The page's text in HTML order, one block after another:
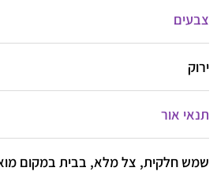
צבעים
ירוק
תנאי אור
שמש חלקית, צל מלא, בבית במקום